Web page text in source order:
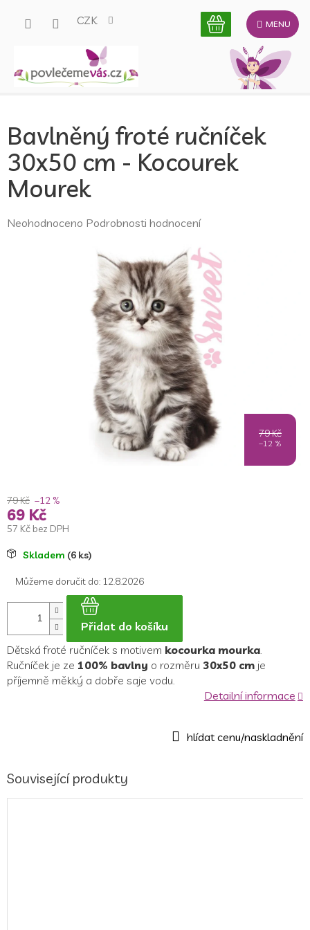
CZK
Bavlněný froté ručníček
30x50 cm - Kocourek
Mourek
Průměrné
Neohodnoceno Podrobnosti hodnocení
79 Kč
–12 %
79 Kč –12 %
69 Kč
57 Kč bez DPH
MěrnáSkladem (6 ks)
Můžeme doručit do: 12.8.2026
Přidat do košíku
Dětská froté ručníček s motivem kocourka mourka
Ručníček je ze 100% bavlny o rozměru 30x50 cm je
příjemně měkký a dobře saje vodu.
Detailní informace
Související produkty